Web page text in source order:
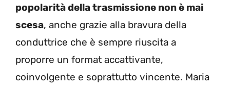
popolarità della trasmissione non è mai
scesa, anche grazie alla bravura della
conduttrice che è sempre riuscita a
proporre un format accattivante,
coinvolgente e soprattutto vincente. Maria